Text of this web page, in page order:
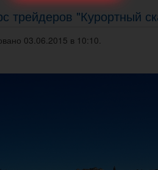
трейдеров "Курортный
03.06.2015 в 10:10.